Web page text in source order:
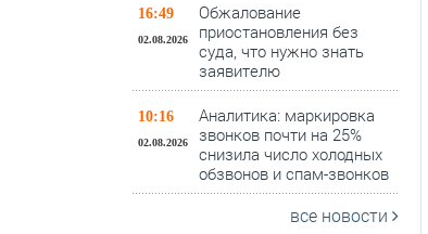
16:49
02.08.2026
Обжалование
приостановления без
суда, что нужно знать
заявителю
10:16
02.08.2026
Аналитика: маркировка
звонков почти на 25%
снизила число холодных
обзвонов и спам-звонков
все новости